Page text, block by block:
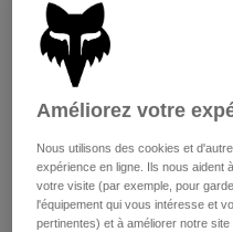
Pants
Goggles
Guards & Protection
Gloves
Jackets &
Shorts
Pants
Pads & Protection
Jackets
Gloves
Pants
Shorts
Tout acheter
Womens
Améliorez votre
Nous utilisons des cookies et
expérience en ligne. Ils nous aident
votre visite (par exemple, pour
l'équipement qui vous intéresse et
pertinentes) et à améliorer notre